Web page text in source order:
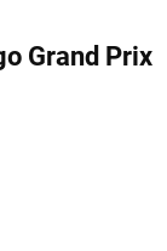
Grand Prix